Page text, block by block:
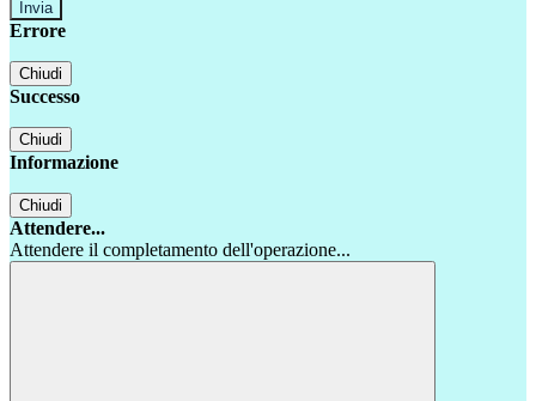
Errore
Chiudi
Successo
Chiudi
Informazione
Chiudi
Attendere...
Attendere il completamento dell'operazione...